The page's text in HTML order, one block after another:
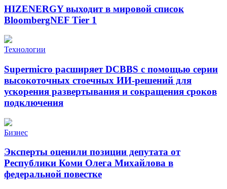
HIZENERGY выходит в мировой список
BloombergNEF Tier 1
Технологии
Supermicro расширяет DCBBS с помощью серии
высокоточных стоечных ИИ-решений для
ускорения развертывания и сокращения сроков
подключения
Бизнес
Эксперты оценили позиции депутата от
Республики Коми Олега Михайлова в
федеральной повестке